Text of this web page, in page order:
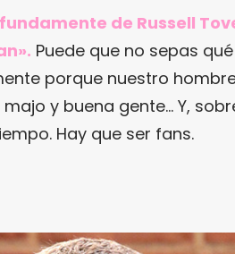
de Russell
Puede que no sepas
porque nuestro
y buena gente… Y,
Hay que ser fans.